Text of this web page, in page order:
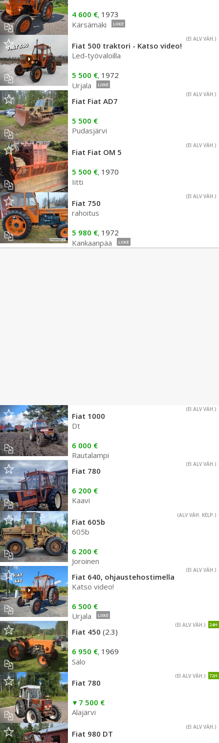
4 600 €, 1973
Kärsämäki
LIIKE
(EI ALV VÄH.)
Fiat 500 traktori - Katso video!
Led-työvaloilla
5 500 €, 1972
Urjala
LIIKE
(EI ALV VÄH.)
Fiat Fiat AD7
5 500 €
Pudasjärvi
(EI ALV VÄH.)
Fiat Fiat OM 5
5 500 €, 1970
Iitti
(EI ALV VÄH.)
Fiat 750
rahoitus
5 980 €, 1972
Kankaanpää
LIIKE
(EI ALV VÄH.)
Fiat 1000
Dt
6 000 €
Rautalampi
(EI ALV VÄH.)
Fiat 780
6 200 €
Kaavi
(ALV VÄH. KELP.)
Fiat 605b
605b
6 200 €
Joroinen
(EI ALV VÄH.)
Fiat 640, ohjaustehostimella
Katso video!
6 500 €
Urjala
LIIKE
24H
(EI ALV VÄH.)
Fiat 450 (2.3)
6 950 €, 1969
Salo
72H
(EI ALV VÄH.)
Fiat 780
7 500 €
Alajärvi
(EI ALV VÄH.)
Fiat 980 DT